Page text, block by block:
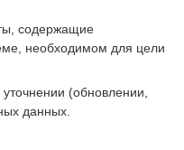
содержащие
необходимом для цели
(обновлении,
данных.